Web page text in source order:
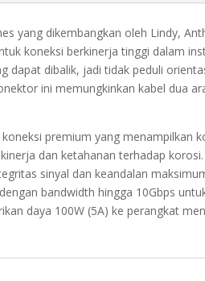
A,
5A,
Anthra,
1M
quantity
yang dikembangkan oleh Lindy,
koneksi berkinerja tinggi dalam
dapat dibalik, jadi tidak peduli
ini memungkinkan kabel dua
premium yang menampilkan
dan ketahanan terhadap
sinyal dan keandalan
bandwidth hingga 10Gbps
daya 100W (5A) ke perangkat